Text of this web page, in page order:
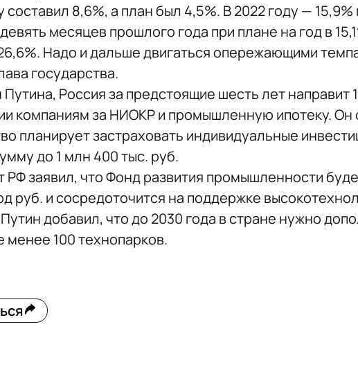
составил 8,6%, а план был 4,5%. В 2022 году —
месяцев прошлого года при плане на год в
Надо и дальше двигаться опережающими
государства.
Россия за предстоящие шесть лет направит
компаниям за НИОКР и промышленную ипотеку. Он
планирует застраховать индивидуальные
до 1 млн 400 тыс. руб.
РФ заявил, что Фонд развития промышленности
руб. и сосредоточится на поддержке
добавил, что до 2030 года в стране нужно
менее 100 технопарков.